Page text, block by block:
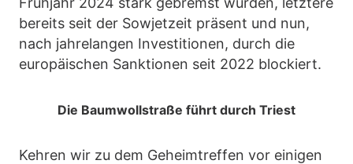
bereits seit der Sowjetzeit präsent und nun,
nach jahrelangen Investitionen, durch die
europäischen Sanktionen seit 2022 blockiert.
Die Baumwollstraße führt durch Triest
Kehren wir zu dem Geheimtreffen vor einigen